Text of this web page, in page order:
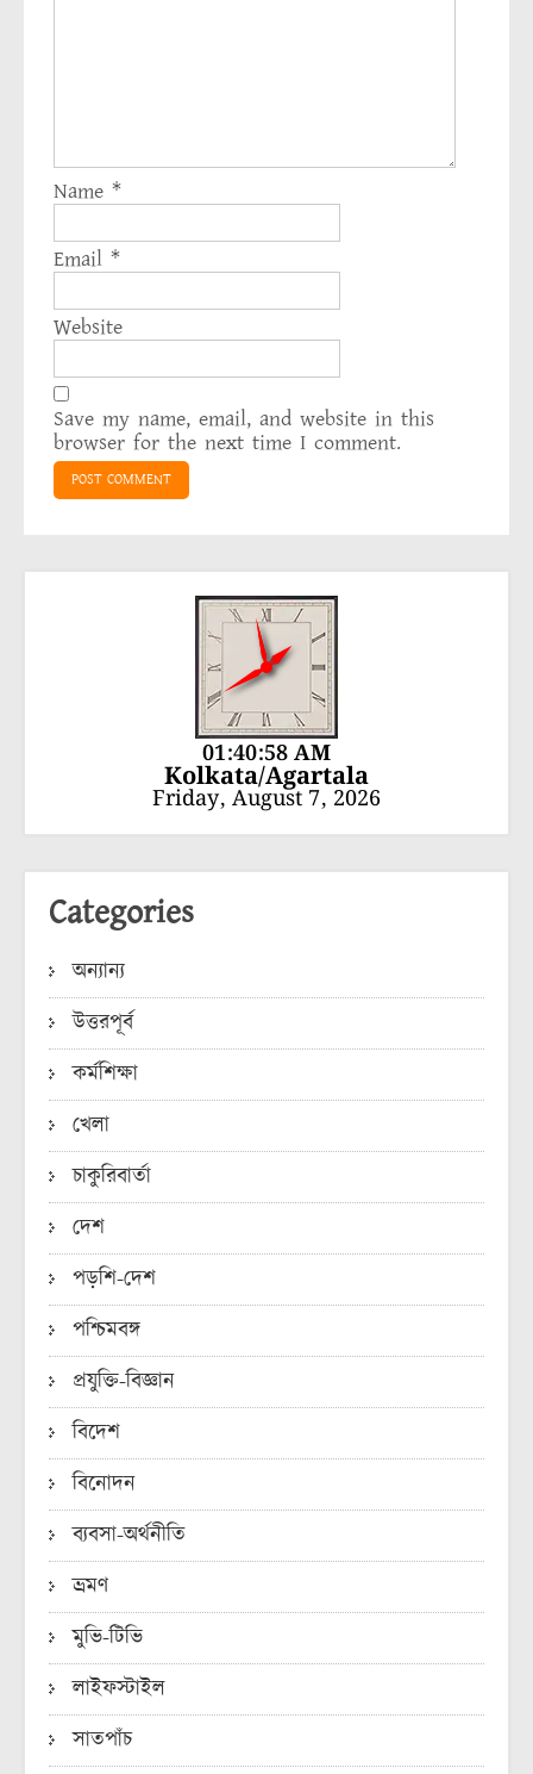
Name *
Email *
Website
Save my name, email, and website in this
browser for the next time I comment.
01:40:59 AM
Kolkata/Agartala
Friday, August 7, 2026
Categories
অন্যান্য
উত্তরপূর্ব
কর্মশিক্ষা
খেলা
চাকুরিবার্তা
দেশ
পড়শি-দেশ
পশ্চিমবঙ্গ
প্রযুক্তি-বিজ্ঞান
বিদেশ
বিনোদন
ব্যবসা-অর্থনীতি
ভ্রমণ
মুভি-টিভি
লাইফস্টাইল
সাতপাঁচ